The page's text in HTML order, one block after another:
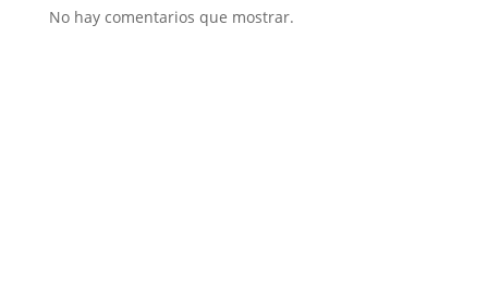
No hay comentarios que mostrar.